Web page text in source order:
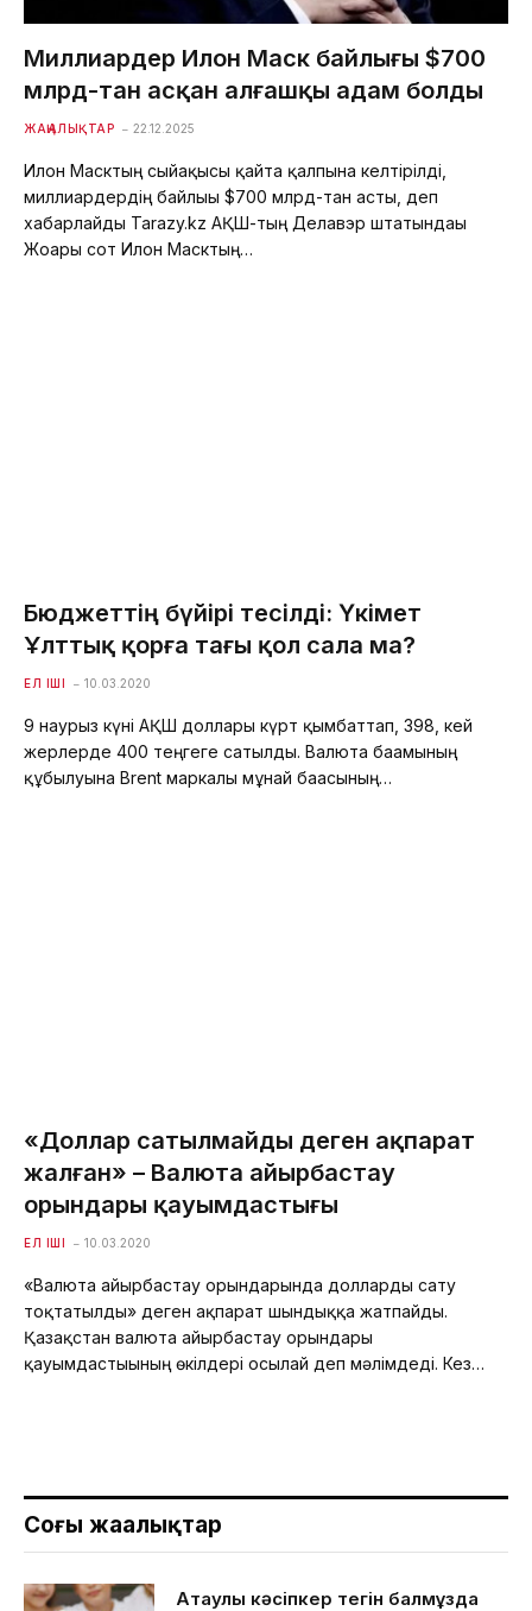
Миллиардер Илон Маск байлығы $700
млрд-тан асқан алғашқы адам болды
ЖАҢАЛЫҚТАР 22.12.2025
Илон Масктың сыйақысы қайта қалпына келтірілді,
миллиардердің байлығы $700 млрд-тан асты, деп
хабарлайды Tarazy.kz АҚШ-тың Делавэр штатындағы
Жоғарғы сот Илон Масктың…
Бюджеттің бүйірі тесілді: Үкімет
Ұлттық қорға тағы қол сала ма?
ЕЛ ІШІ 10.03.2020
9 наурыз күні АҚШ доллары күрт қымбаттап, 398, кей
жерлерде 400 теңгеге сатылды. Валюта бағамының
құбылуына Brent маркалы мұнай бағасының…
«Доллар сатылмайды деген ақпарат
жалған» – Валюта айырбастау
орындары қауымдастығы
ЕЛ ІШІ 10.03.2020
«Валюта айырбастау орындарында долларды сату
тоқтатылды» деген ақпарат шындыққа жатпайды.
Қазақстан валюта айырбастау орындары
қауымдастығының өкілдері осылай деп мәлімдеді. Кез…
Соңғы жаңалықтар
Ақтаулық кәсіпкер тегін балмұздақ